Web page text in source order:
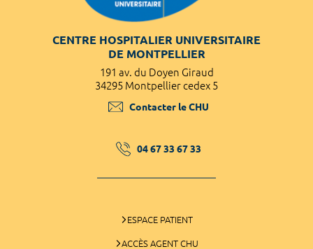
CENTRE HOSPITALIER UNIVERSITAIRE
DE MONTPELLIER
191 av. du Doyen Giraud
34295 Montpellier cedex 5
Contacter le CHU
04 67 33 67 33
ESPACE PATIENT
ACCÈS AGENT CHU